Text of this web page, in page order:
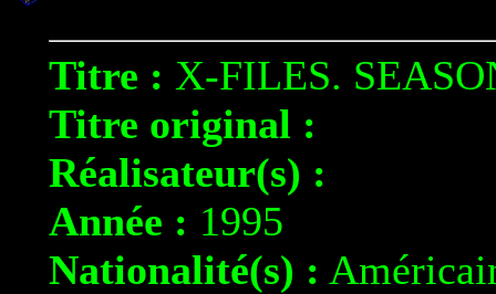
Titre : X-FILES.
Titre original :
Réalisateur(s) :
Année : 1995
Nationalité(s) :